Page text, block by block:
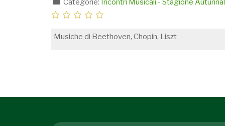
Categorie: Incontri Musicali - Stagione
Musiche di Beethoven, Chopin, Liszt